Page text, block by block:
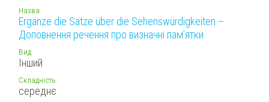
Назва
Ergänze die Sätze über die Sehenswürdigkeiten –
Доповнення речення про визначні пам’ятки
Вид
Інший
Складність
середнє